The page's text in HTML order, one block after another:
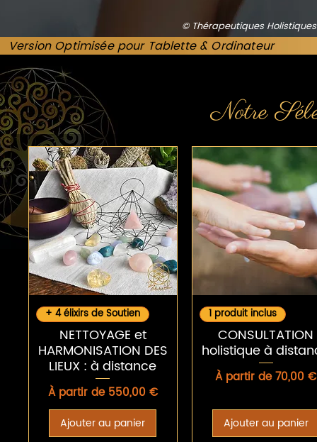
© Thérapeutiques Holistiques
Version Optimisée pour Tablette & Ordinateur
Notre
Aperçu rapide
+ 4 élixirs de Soutien
NETTOYAGE et
HARMONISATION DES
LIEUX : à distance
À partir de 550,00 €
Prix promotionnel
Ajouter au panier
Aperçu rapide
1 produit inclus
CONSULTATION
holistique à
À partir de70,00 €
Prix promotionnel
Ajouter au panier